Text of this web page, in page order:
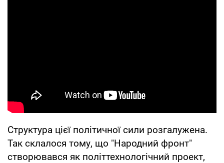
Структура цієї політичної сили розгалужена.
Так склалося тому, що "Народний фронт"
створювався як політтехнологічний проект,